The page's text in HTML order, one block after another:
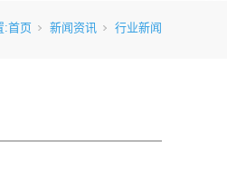
:首页 新闻资讯 行业新闻